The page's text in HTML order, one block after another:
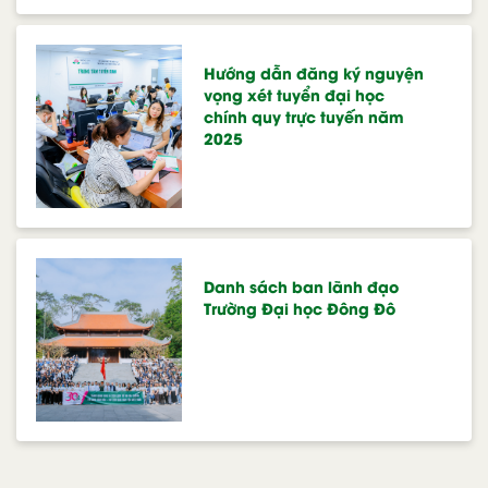
Hướng dẫn đăng ký nguyện
vọng xét tuyển đại học
chính quy trực tuyến năm
2025
Danh sách ban lãnh đạo
Trường Đại học Đông Đô